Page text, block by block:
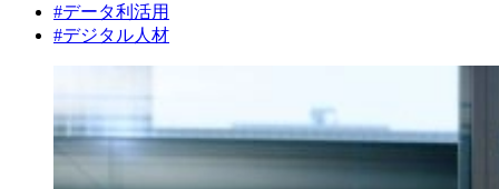
#データ利活用
#デジタル人材